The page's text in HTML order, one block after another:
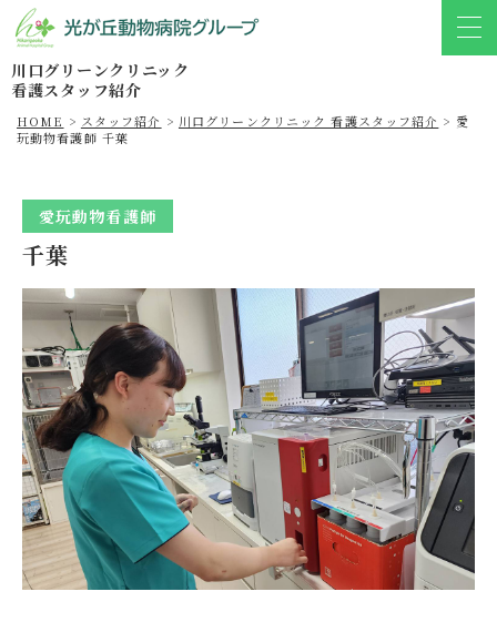
川口グリーンクリニック
看護スタッフ紹介
HOME > スタッフ紹介 > 川口グリーンクリニック 看護スタッフ紹介 > 愛
玩動物看護師 千葉
愛玩動物看護師
千葉